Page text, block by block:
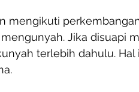
mengikuti
Jika disuapi
terlebih dahulu. Hal